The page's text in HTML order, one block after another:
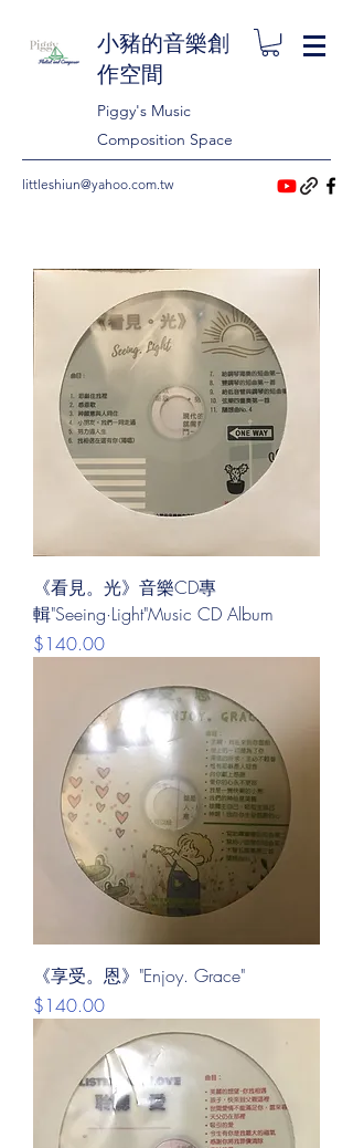
小豬的音樂創
作空間
Piggy's Music
Composition Space
littleshiun@yahoo.com.tw
《看見。光》音樂CD專
輯"Seeing·Light"Music CD Album
價格
$140.00
《享受。恩》"Enjoy. Grace"
價格
$140.00